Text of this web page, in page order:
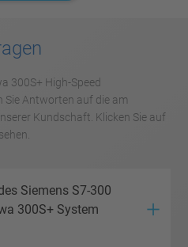
300S+ High-Speed
Sie Antworten auf die am
Kundschaft. Klicken Sie auf
Siemens S7-300
300S+ System